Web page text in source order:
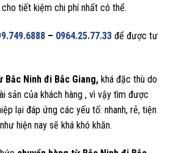
tiết kiệm chi phí nhất có thể.
– 0964.25.77.33 để được tư
Bắc Ninh đi Bắc Giang, khá đặc thù do
sản của khách hàng , vì vậy tìm được
lại đáp ứng các yếu tố: nhanh, rẻ, tiện
hiện nay sẽ khá khó khăn.